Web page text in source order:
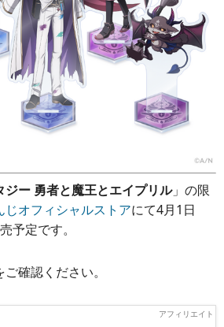
ジー 勇者と魔王とエイプリル」の限
じオフィシャルストアにて4月1日
予定です。
ご確認ください。